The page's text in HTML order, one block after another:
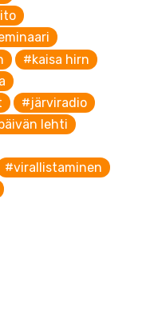
#kaisa hirn
#järviradio
lehti
#virallistaminen